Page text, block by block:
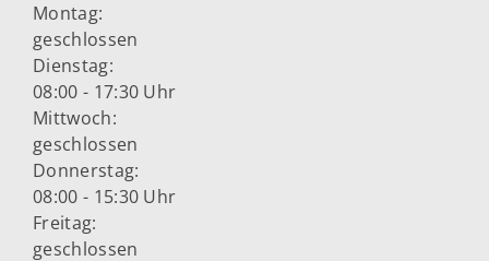
Montag:
geschlossen
Dienstag:
08:00 - 17:30 Uhr
Mittwoch:
geschlossen
Donnerstag:
08:00 - 15:30 Uhr
Freitag:
geschlossen